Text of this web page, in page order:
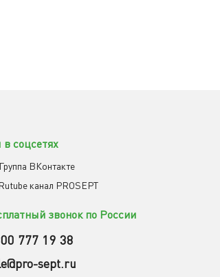
соцсетях
Группа ВКонтакте
Rutube канал PROSEPT
звонок по России
777 19 38
sept.ru